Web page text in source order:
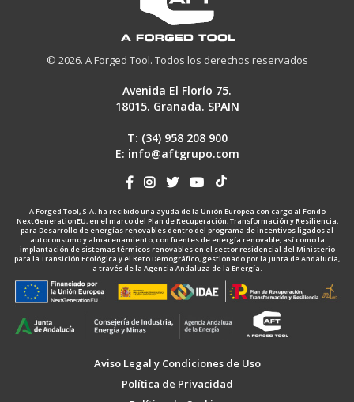
© 2026. A Forged Tool. Todos los derechos reservados
Avenida El Florío 75.
18015. Granada. SPAIN
T: (34) 958 208 900
E: info@aftgrupo.com
A Forged Tool, S.A. ha recibido una ayuda de la Unión Europea con cargo al Fondo
NextGenerationEU, en el marco del Plan de Recuperación, Transformación y Resiliencia,
para Desarrollo de energías renovables dentro del programa de incentivos ligados al
autoconsumo y almacenamiento, con fuentes de energía renovable, así como la
implantación de sistemas térmicos renovables en el sector residencial del Ministerio
para la Transición Ecológica y el Reto Demográfico, gestionado por la Junta de Andalucía,
a través de la Agencia Andaluza de la Energía.
Aviso Legal y Condiciones de Uso
Política de Privacidad